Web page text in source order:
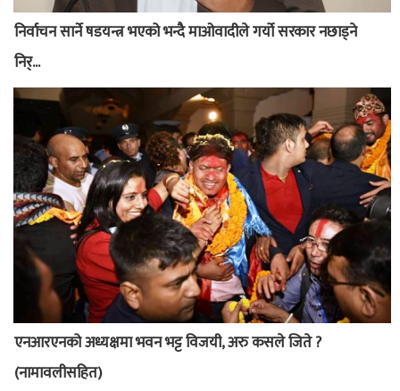
निर्वाचन सार्ने षडयन्त्र भएको भन्दै माओवादीले गर्यो सरकार नछाड्ने
निर्...
एनआरएनको अध्यक्षमा भवन भट्ट विजयी, अरु कसले जिते ?
(नामावलीसहित)